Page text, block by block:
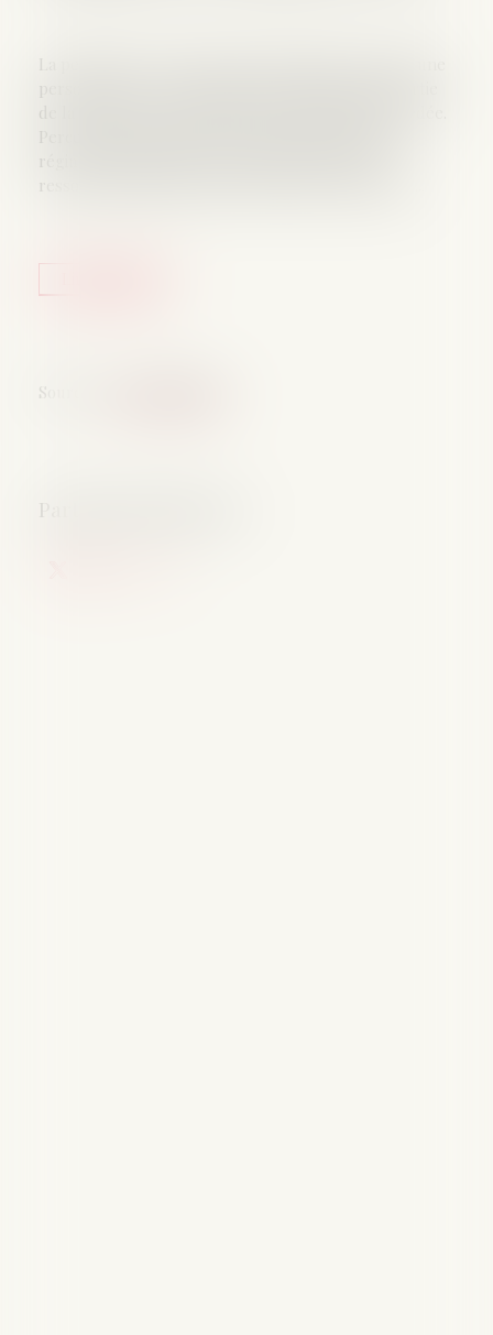
Source :
La pension de réversion est la somme perçue, par une
personne veuve. Ce montant correspond à une partie
de la retraite de son époux ou de son épouse décédée.